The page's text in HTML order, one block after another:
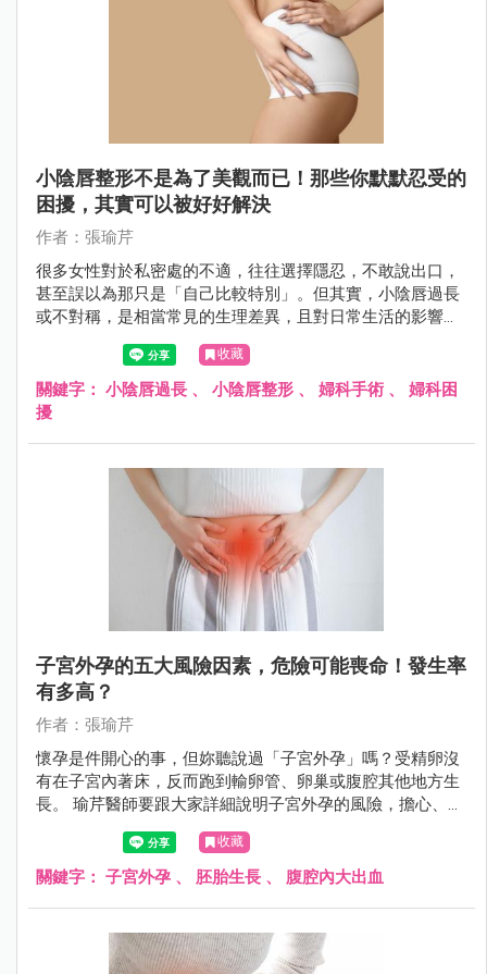
小陰唇整形不是為了美觀而已！那些你默默忍受的
困擾，其實可以被好好解決
作者：張瑜芹
很多女性對於私密處的不適，往往選擇隱忍，不敢說出口，
甚至誤以為那只是「自己比較特別」。但其實，小陰唇過長
或不對稱，是相當常見的生理差異，且對日常生活的影響，
遠比想像中更真實——從運動摩擦的不適、穿著受限，到清
潔困難甚至影響親密關係，都可能悄悄累積成長期壓力。
收藏
關鍵字： 小陰唇過長 、 小陰唇整形 、 婦科手術 、 婦科困
擾
子宮外孕的五大風險因素，危險可能喪命！發生率
有多高？
作者：張瑜芹
懷孕是件開心的事，但妳聽說過「子宮外孕」嗎？受精卵沒
有在子宮內著床，反而跑到輸卵管、卵巢或腹腔其他地方生
長。 瑜芹醫師要跟大家詳細說明子宮外孕的風險，擔心、害
怕的下一步，是面對恐懼。
收藏
關鍵字： 子宮外孕 、 胚胎生長 、 腹腔內大出血